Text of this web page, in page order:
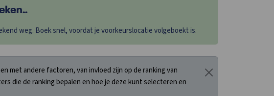
weg. Boek snel, voordat je voorkeurslocatie volgeboekt is.
met andere factoren, van invloed zijn op de ranking van
die de ranking bepalen en hoe je deze kunt selecteren en